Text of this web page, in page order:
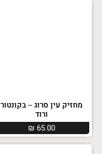
מחזיק עין סרוג – בקונטור
ורוד
₪ 65.00